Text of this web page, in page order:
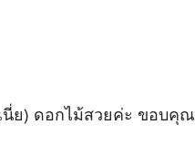
นี่ย) ดอกไม้สวยค่ะ ขอบคุณ